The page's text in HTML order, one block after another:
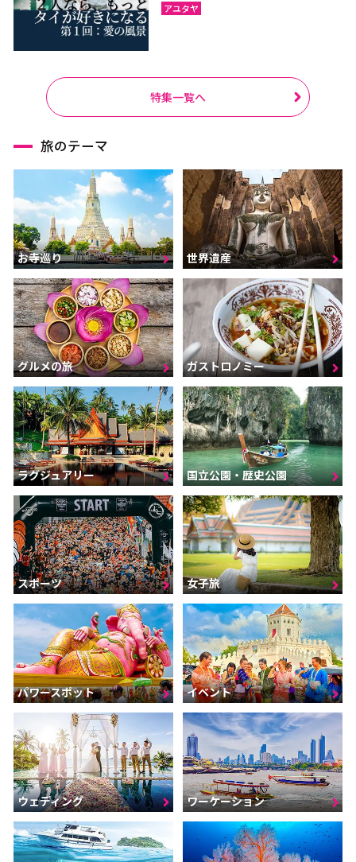
アユタヤ
特集一覧へ
旅のテーマ
お寺巡り 世界遺産
グルメの旅 ガストロノミー
ラグジュアリー 国立公園・歴史公園
スポーツ 女子旅
パワースポット イベント
ウェディング ワーケーション